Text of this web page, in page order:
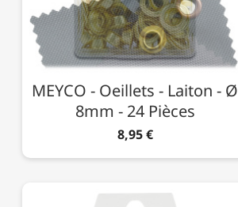
MEYCO - Oeillets - Laiton - Ø
8mm - 24 Pièces
8,95 €